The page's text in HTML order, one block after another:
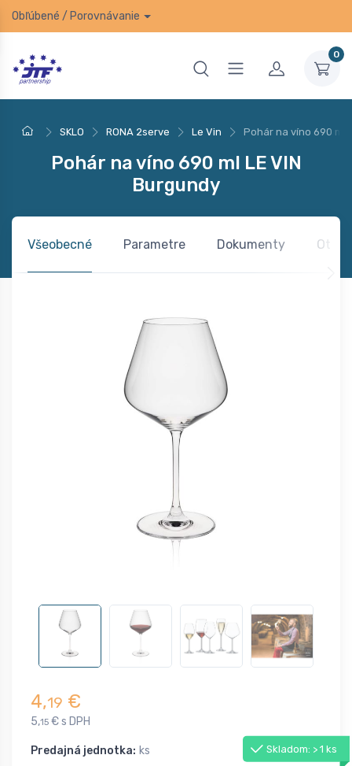
Obľúbené / Porovnávanie
0
SKLO RONA 2serve Le Vin Pohár na víno 690 ml
Pohár na víno 690 ml LE VIN
Burgundy
Všeobecné Parametre Dokumenty
4,19 €
5,15 € s DPH
Predajná jednotka: ks Skladom: > 1 ks